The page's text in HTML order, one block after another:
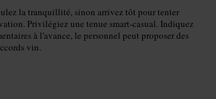
la tranquillité, sinon arrivez tôt pour tenter
Privilégiez une tenue smart-casual. Indiquez
à l'avance, le personnel peut proposer des
vin.